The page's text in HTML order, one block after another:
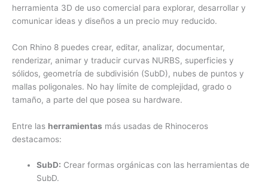
herramienta 3D de uso comercial para explorar, desarrollar y
comunicar ideas y diseños a un precio muy reducido.
Con Rhino 8 puedes crear, editar, analizar, documentar,
renderizar, animar y traducir curvas NURBS, superficies y
sólidos, geometría de subdivisión (SubD), nubes de puntos y
mallas poligonales. No hay límite de complejidad, grado o
tamaño, a parte del que posea su hardware.
Entre las herramientas más usadas de Rhinoceros
destacamos:
SubD: Crear formas orgánicas con las herramientas de
SubD.